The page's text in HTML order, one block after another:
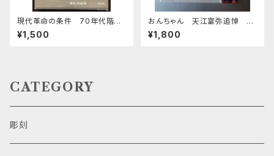
現代革命の条件 70年代階級
闘争の展望
¥1,500
おんちゃん 天江富弥追悼 緑
の笛豆本 第205集
¥1,800
CATEGORY
彫刻